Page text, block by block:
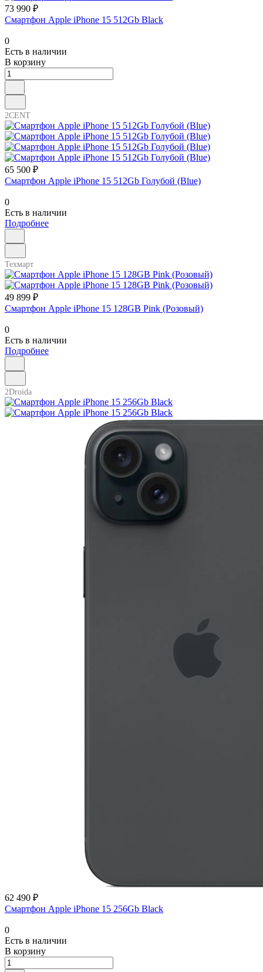
73 990 ₽
Смартфон Apple iPhone 15 512Gb Black
0
Есть в наличии
В корзину
2CENT
65 500 ₽
Смартфон Apple iPhone 15 512Gb Голубой (Blue)
0
Есть в наличии
Подробнее
Техмарт
49 899 ₽
Смартфон Apple iPhone 15 128GB Pink (Розовый)
0
Есть в наличии
Подробнее
2Droida
62 490 ₽
Смартфон Apple iPhone 15 256Gb Black
0
Есть в наличии
В корзину